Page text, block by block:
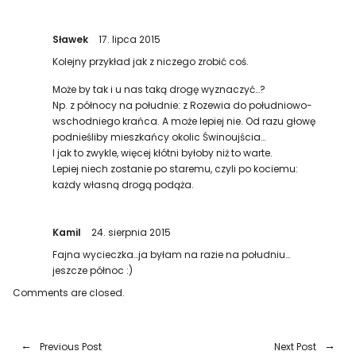
Sławek
17. lipca 2015
Kolejny przykład jak z niczego zrobić coś.
Może by tak i u nas taką drogę wyznaczyć…?
Np. z północy na południe: z Rozewia do południowo-
wschodniego krańca. A może lepiej nie. Od razu głowę
podnieśliby mieszkańcy okolic Świnoujścia…
I jak to zwykle, więcej kłótni byłoby niż to warte.
Lepiej niech zostanie po staremu, czyli po kociemu:
każdy własną drogą podąża.
Kamil
24. sierpnia 2015
Fajna wycieczka…ja byłam na razie na południu…
jeszcze północ :)
Comments are closed.
Previous Post
Next Post